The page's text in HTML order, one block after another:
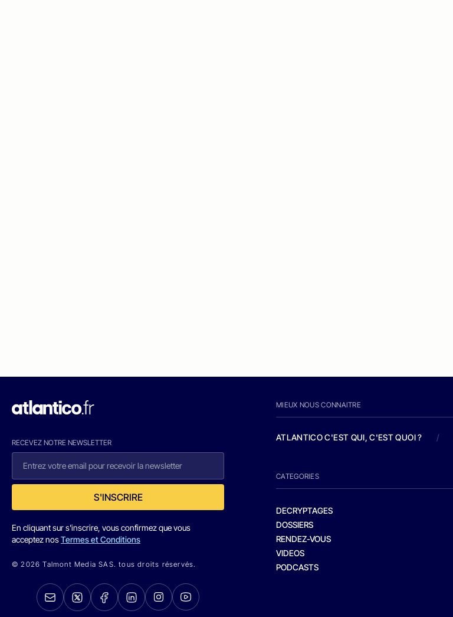
RECEVEZ NOTRE NEWSLETTER
S'INSCRIRE
En cliquant sur s'inscrire, vous confirmez que vous
acceptez nosTermes et Conditions
© 2026 Talmont Media SAS. tous droits réservés.
MIEUX NOUS CONNAITRE
ATLANTICO C'EST QUI, C'EST QUOI ? /
CATEGORIES
DECRYPTAGES
DOSSIERS
RENDEZ-VOUS
VIDEOS
PODCASTS